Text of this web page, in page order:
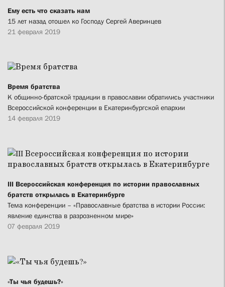
Ему есть что сказать нам
15 лет назад отошел ко Господу Сергей Аверинцев
21 февраля 2019
Время братства
К общинно-братской традиции в православии обратились участники
Всероссийской конференции в Екатеринбургской епархии
14 февраля 2019
III Всероссийская конференция по истории православных
братств открылась в Екатеринбурге
Тема конференции – «Православные братства в истории России:
явление единства в разрозненном мире»
07 февраля 2019
«Ты чья будешь?»